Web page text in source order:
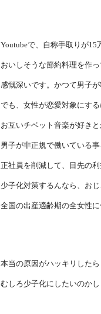
Youtubeで、自称手取りが15
おいしそうな節約料理を作
感慨深いです。かつて男子
でも、女性が恋愛対象にする
お互いチベット音楽が好き
男子が非正規で働いている
正社員を削減して、目先の
少子化対策するんなら、お
全国の出産適齢期の全女性
本当の原因がハッキリしたら
むしろ少子化にしたいのかし